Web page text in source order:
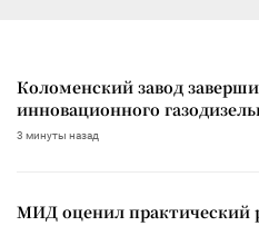
Коломенский завод
инновационного
3 минуты назад
МИД оценил практический